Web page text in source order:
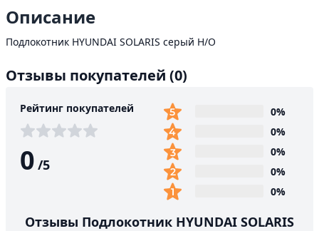
Описание
Подлокотник HYUNDAI SOLARIS серый Н/О
Отзывы покупателей (0)
Рейтинг покупателей
0 /5
0%
0%
0%
0%
0%
Отзывы Подлокотник HYUNDAI SOLARIS